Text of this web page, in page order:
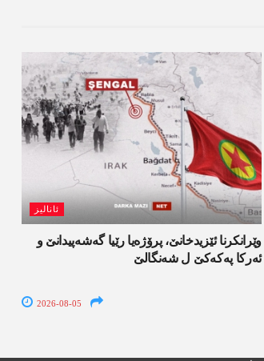
ئانالیز
وێرانکرنا ئێزیدخانێ، پرۆژەیا رێیا گەشەپیدانێ و
ئەرکا پەکەکێ ل شەنگالێ
2026-08-05